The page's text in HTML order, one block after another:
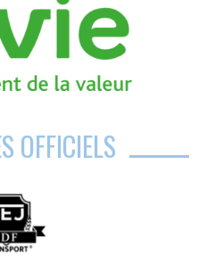
OFFICIELS